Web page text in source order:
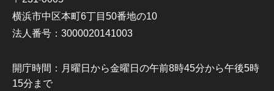
横浜市中区本町6丁目50番地の10
法人番号：3000020141003
開庁時間：月曜日から金曜日の午前8時45分から午後5時
15分まで